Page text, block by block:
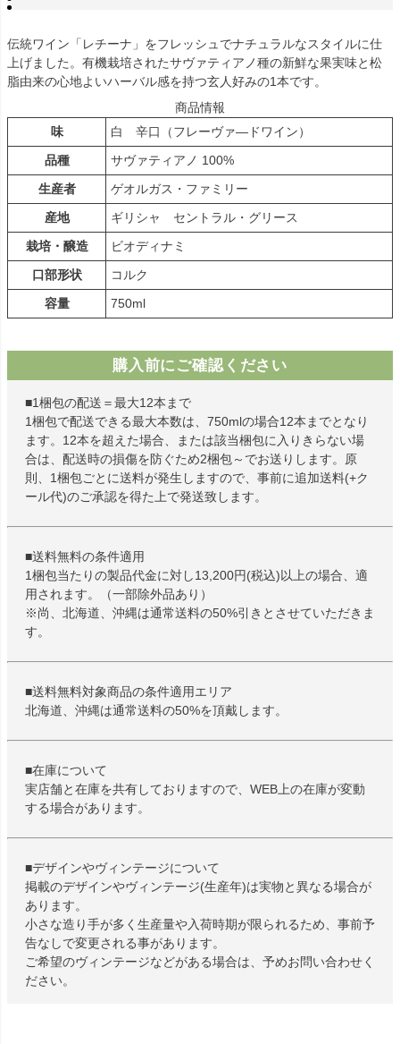
伝統ワイン「レチーナ」をフレッシュでナチュラルなスタイルに仕
上げました。有機栽培されたサヴァティアノ種の新鮮な果実味と松
脂由来の心地よいハーバル感を持つ玄人好みの1本です。
商品情報
味
白 辛口（フレーヴァ―ドワイン）
品種
サヴァティアノ 100%
生産者
ゲオルガス・ファミリー
産地
ギリシャ セントラル・グリース
栽培・醸造
ビオディナミ
口部形状
コルク
容量
750ml
購入前にご確認ください
■1梱包の配送＝最大12本まで
1梱包で配送できる最大本数は、750mlの場合12本までとなり
ます。12本を超えた場合、または該当梱包に入りきらない場
合は、配送時の損傷を防ぐため2梱包～でお送りします。原
則、1梱包ごとに送料が発生しますので、事前に追加送料(+ク
ール代)のご承認を得た上で発送致します。
■送料無料の条件適用
1梱包当たりの製品代金に対し13,200円(税込)以上の場合、適
用されます。（一部除外品あり）
※尚、北海道、沖縄は通常送料の50%引きとさせていただきま
す。
■送料無料対象商品の条件適用エリア
北海道、沖縄は通常送料の50%を頂戴します。
■在庫について
実店舗と在庫を共有しておりますので、WEB上の在庫が変動
する場合があります。
■デザインやヴィンテージについて
掲載のデザインやヴィンテージ(生産年)は実物と異なる場合が
あります。
小さな造り手が多く生産量や入荷時期が限られるため、事前予
告なしで変更される事があります。
ご希望のヴィンテージなどがある場合は、予めお問い合わせく
ださい。